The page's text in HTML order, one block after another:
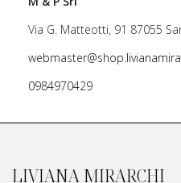
Via G. Matteotti, 91 87055
0984970429
LIVIANA MIRARCHI